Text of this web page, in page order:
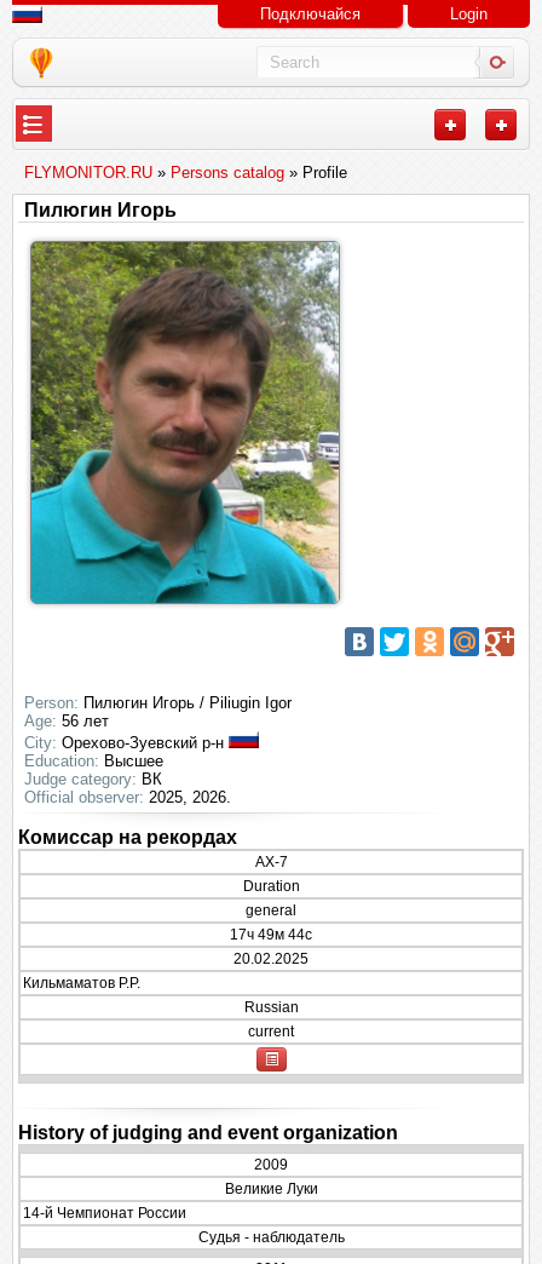
Подключайся Login
FLYMONITOR.RU » Persons catalog » Profile
Пилюгин Игорь
Person: Пилюгин Игорь / Piliugin Igor
Age: 56 лет
City: Орехово-Зуевский р-н
Education: Высшее
Judge category: ВК
Official observer: 2025, 2026.
Комиссар на рекордах
AX-7
Duration
general
17ч 49м 44с
20.02.2025
Кильмаматов Р.Р.
Russian
current
History of judging and event organization
2009
Великие Луки
14-й Чемпионат России
Судья - наблюдатель